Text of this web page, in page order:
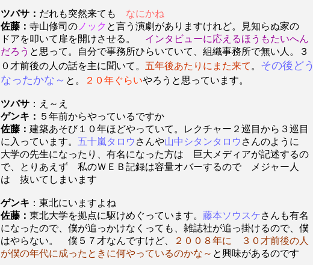
ツバサ： だれも突然来ても なにかね
佐藤： 寺山修司の ノック と言う演劇がありますけれど。見知らぬ家の
ドアを叩いて扉を開けさせる。 インタビューに応えるほうもたいへん
だろう と思って。自分で事務所ひらいていて、組織事務所で無い人。３
０才前後の人の話を主に聞いて。 五年後あたりにまた来て 。 その後どう
なったかな～ と。 ２０年ぐらいやろうと思っています。
ツバサ ：え～え
ゲンキ： ５年前からやっているですか
佐藤： 建築あそび１０年ほどやっていて。レクチャー２巡目から３巡目
に入っています。 五十嵐タロウ さんや山中シタンタロウ さんのように
大学の先生になったり、有名になった方は 巨大メディアが記述するの
で、とりあえず 私のＷＥＢ記録は容量オバーするので メジャー人
は 抜いてしまいます
ゲンキ ：東北にいますよね
佐藤： 東北大学を拠点に駆けめぐっています。 藤本ソウスケさんも有名
になったので、僕が追っかけなくっても、雑誌社が追っ掛けるので、僕
はやらない。 僕５７才なんですけど、
２００８年に ３０才前後の人
が僕の年代に成ったときに何やっているのかな～ と興味があるのです